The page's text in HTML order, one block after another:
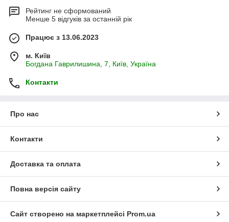
Рейтинг не сформований
Менше 5 відгуків за останній рік
Працює з 13.06.2023
м. Київ
Богдана Гаврилишина, 7, Київ, Україна
Контакти
Про нас
Контакти
Доставка та оплата
Повна версія сайту
Сайт створено на маркетплейсі Prom.ua